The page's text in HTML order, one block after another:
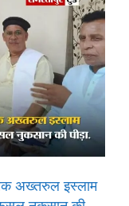
अख्तरुल इस्लाम